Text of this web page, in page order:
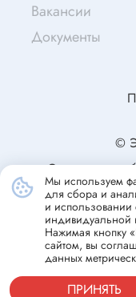
Вакансии
Документы
©
Согласие на
Мы используем
для сбора и
и использовании
индивидуальной
Нажимая кнопку
сайтом, вы
данных
ПРИНЯТЬ